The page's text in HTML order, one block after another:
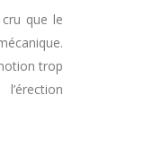
que le
trop